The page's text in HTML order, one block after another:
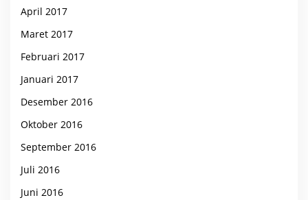
April 2017
Maret 2017
Februari 2017
Januari 2017
Desember 2016
Oktober 2016
September 2016
Juli 2016
Juni 2016